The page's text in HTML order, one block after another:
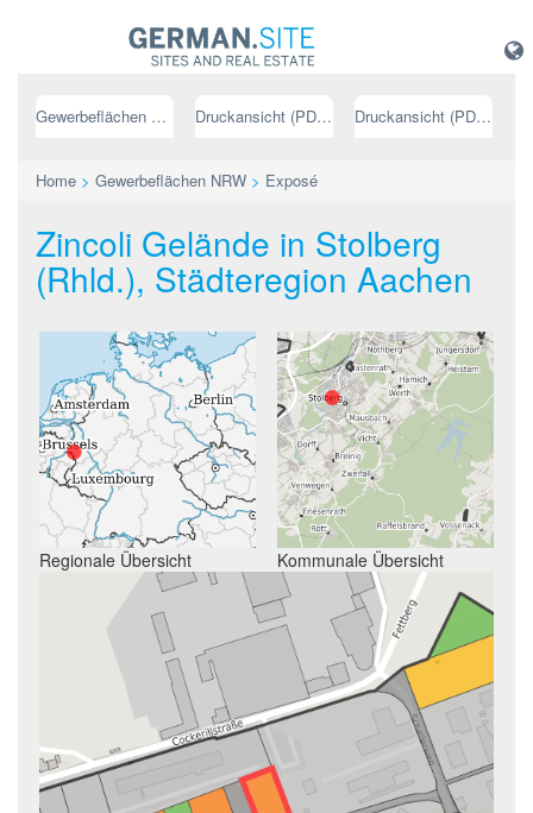
Gewerbeflächen NRW Druckansicht (PDF) // deutsch Druckansicht (PDF) // englisch
Home > Gewerbeflächen NRW > Exposé
Zincoli Gelände in Stolberg
(Rhld.), Städteregion Aachen
Regionale Übersicht Kommunale Übersicht